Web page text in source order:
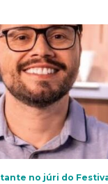
no júri do